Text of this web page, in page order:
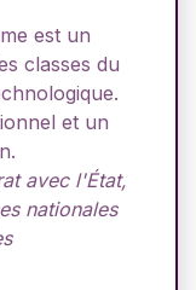
est un
classes du
et un
avec l'État,
nationales